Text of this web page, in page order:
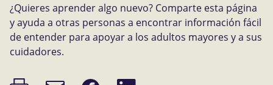
¿Quieres aprender algo nuevo? Comparte esta página
y ayuda a otras personas a encontrar información fácil
de entender para apoyar a los adultos mayores y a sus
cuidadores.
Imprimir